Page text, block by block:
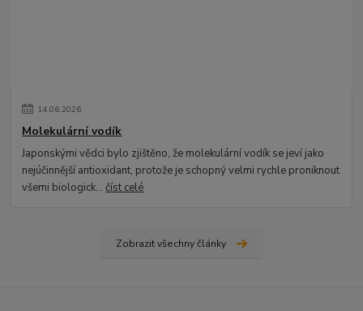
14.06.2026
Molekulární vodík
Japonskými vědci bylo zjištěno, že molekulární vodík se jeví jako
nejúčinnější antioxidant, protože je schopný velmi rychle proniknout
všemi biologick...číst celé
Zobrazit všechny články